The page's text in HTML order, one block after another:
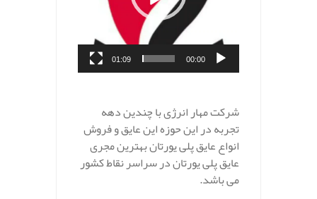
00:00
01:09
شرکت مهار انرژی با چندین دهه
تجربه در این حوزه این عایق و فروش
انواع عایق پلی یورتان بهترین مجری
عایق پلی یورتان در سراسر نقاط کشور
می باشد.